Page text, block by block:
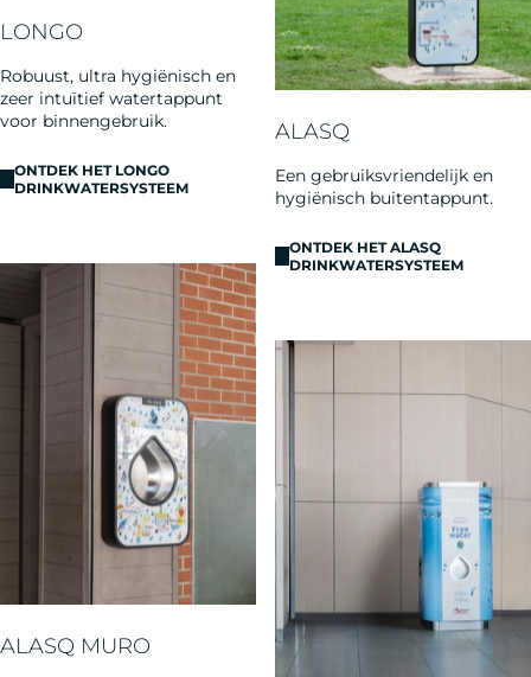
LONGO
Robuust, ultra hygiënisch en
zeer intuïtief watertappunt
voor binnengebruik.
ONTDEK HET LONGO
DRINKWATERSYSTEEM
ALASQ
Een gebruiksvriendelijk en
hygiënisch buitentappunt.
ONTDEK HET ALASQ
DRINKWATERSYSTEEM
ALASQ MURO